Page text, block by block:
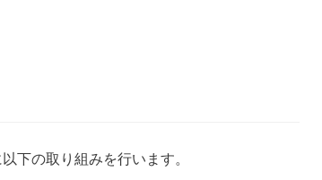
下の取り組みを行います。